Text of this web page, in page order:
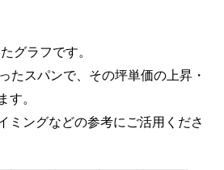
グラフです。
たスパンで、その坪単価の上昇・
。
ミングなどの参考にご活用くださ